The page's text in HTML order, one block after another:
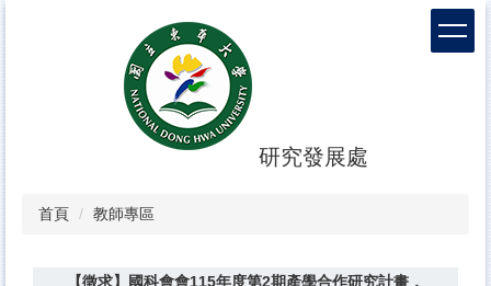
研究發展處
首頁 教師專區
【徵求】​國科會會115年度第2期產學合作研究計畫，